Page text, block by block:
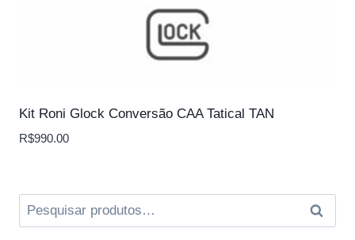
Kit Roni Glock Conversão CAA Tatical TAN
R$990.00
Pesquisar
por: